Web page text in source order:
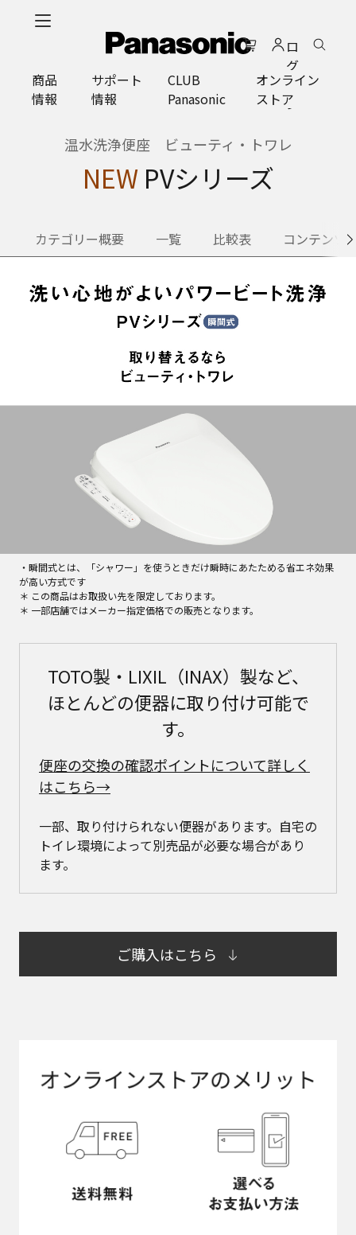
ロ
グ
イ
ン
商品
情報
サポート
情報
CLUB
Panasonic
オンライン
ストア
温水洗浄便座 ビューティ・トワレ
NEW PVシリーズ
カテゴリー概要 一覧 比較表 コンテンツ
・瞬間式とは、「シャワー」を使うときだけ瞬時にあたためる省エネ効果
が高い方式です
＊ この商品はお取扱い先を限定しております。
＊ 一部店舗ではメーカー指定価格での販売となります。
TOTO製・LIXIL（INAX）製など、
ほとんどの便器に取り付け可能で
す。
便座の交換の確認ポイントについて詳しく
はこちら→
一部、取り付けられない便器があります。自宅の
トイレ環境によって別売品が必要な場合があり
ます。
ご購入はこちら